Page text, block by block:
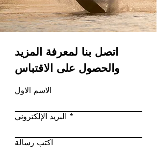
اتصل بنا لمعرفة المزيد
والحصول على الاقتباس
الاسم الاول
البريد الإلكتروني
اكتب رسالة